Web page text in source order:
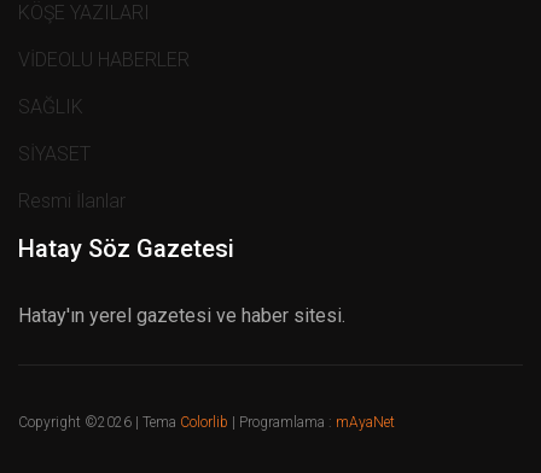
KÖŞE YAZILARI
VİDEOLU HABERLER
SAĞLIK
SİYASET
Resmi İlanlar
Hatay Söz Gazetesi
Hatay'ın yerel gazetesi ve haber sitesi.
Copyright ©2026 | Tema Colorlib | Programlama : mAyaNet